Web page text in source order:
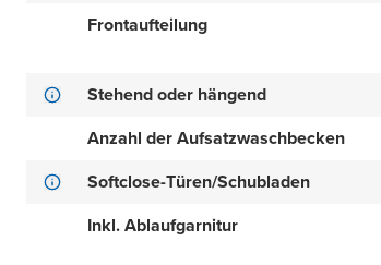
Frontaufteilung
Stehend oder hängend
Anzahl der Aufsatzwaschbecken
Softclose-Türen/Schubladen
Inkl. Ablaufgarnitur